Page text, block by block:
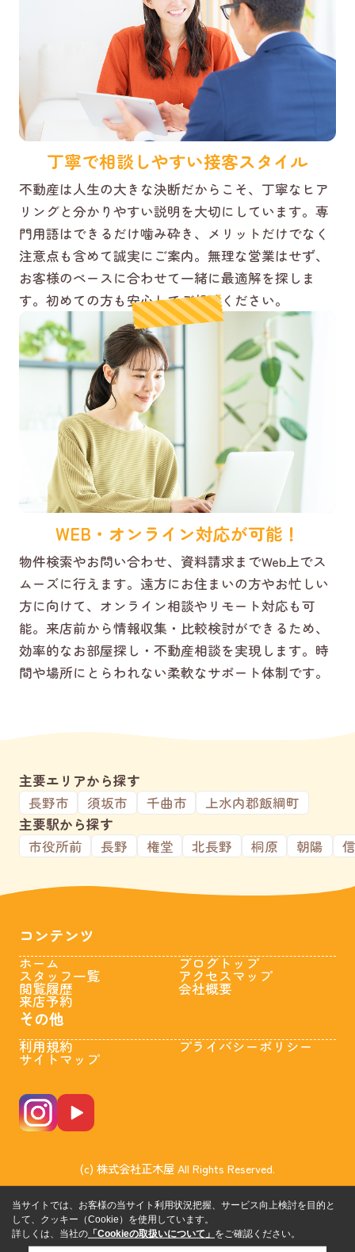
丁寧で相談しやすい接客スタイル
不動産は人生の大きな決断だからこそ、丁寧なヒア
リングと分かりやすい説明を大切にしています。専
門用語はできるだけ噛み砕き、メリットだけでなく
注意点も含めて誠実にご案内。無理な営業はせず、
お客様のペースに合わせて一緒に最適解を探しま
す。初めての方も安心してご相談ください。
WEB・オンライン対応が可能！
物件検索やお問い合わせ、資料請求までWeb上でス
ムーズに行えます。遠方にお住まいの方やお忙しい
方に向けて、オンライン相談やリモート対応も可
能。来店前から情報収集・比較検討ができるため、
効率的なお部屋探し・不動産相談を実現します。時
間や場所にとらわれない柔軟なサポート体制です。
主要エリアから探す
長野市
須坂市 千曲市
上水内郡飯綱町
主要駅から探す
市役所前
長野 権堂 北長野 桐原 朝陽
コンテンツ
ホーム
スタッフ一覧
閲覧履歴
来店予約
ブログトップ
アクセスマップ
会社概要
その他
利用規約
サイトマップ
プライバシーポリシー
(c) 株式会社正木屋 All Rights Reserved.
当サイトでは、お客様の当サイト利用状況把握、サービス向上検討を目的と
して、クッキー（Cookie）を使用しています。
詳しくは、当社の 「Cookieの取扱いについて」 をご確認ください。